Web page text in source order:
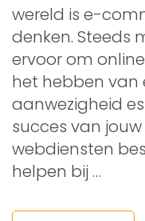
wereld is e-
denken. Steeds
ervoor om
het hebben van
aanwezigheid
succes van jouw
webdiensten
helpen bij …